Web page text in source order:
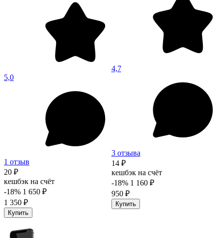
5,0
1 отзыв
20 ₽
кешбэк на счёт
-18% 1 650 ₽
1 350 ₽
Купить
4,7
3 отзыва
14 ₽
кешбэк на счёт
-18% 1 160 ₽
950 ₽
Купить